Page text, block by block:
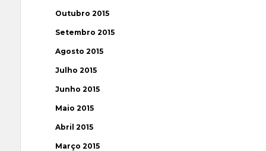
Outubro 2015
Setembro 2015
Agosto 2015
Julho 2015
Junho 2015
Maio 2015
Abril 2015
Março 2015